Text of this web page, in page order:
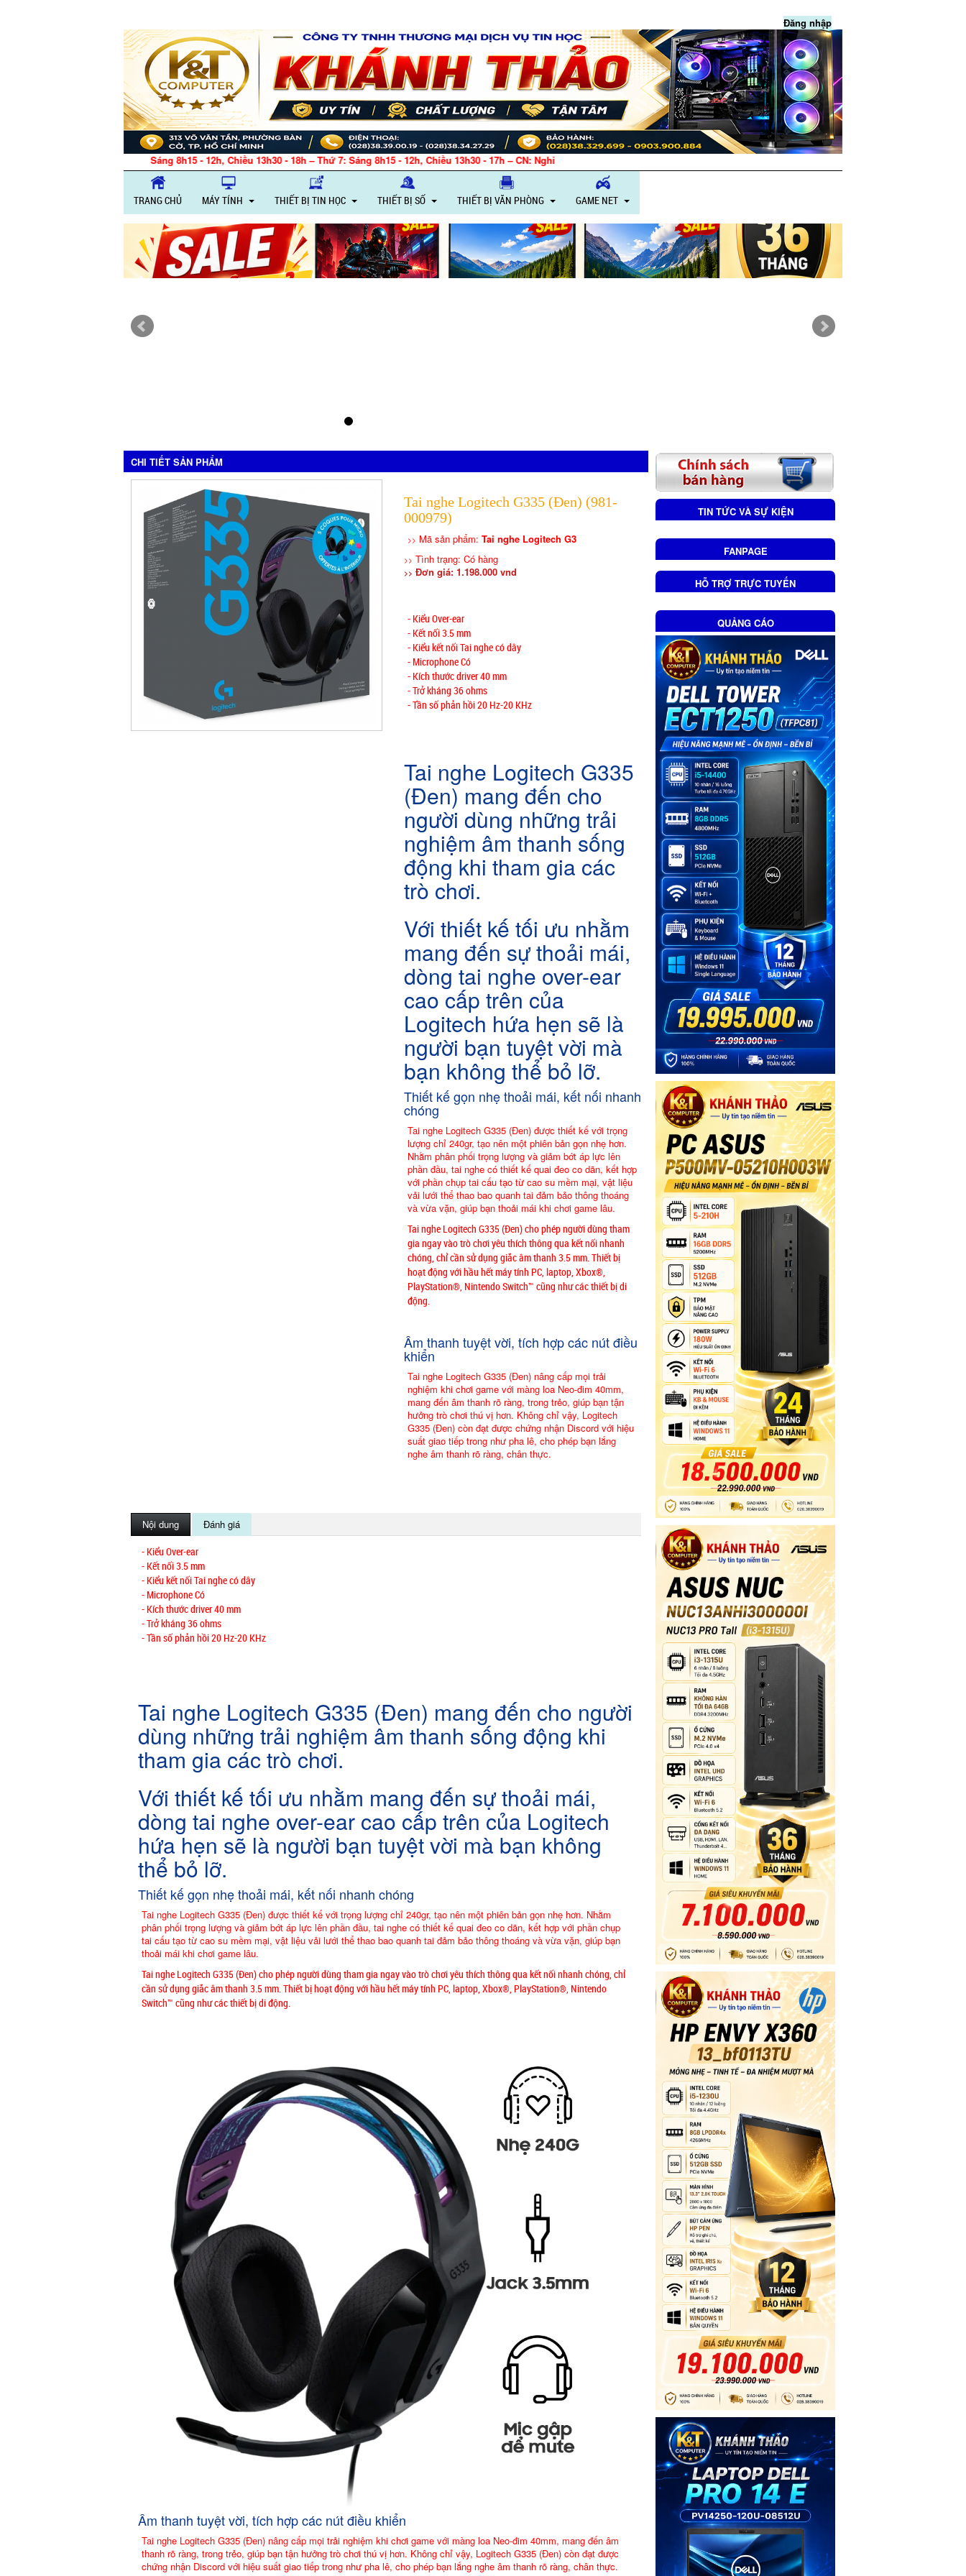
Đăng nhập
việc: Thứ 2 – Thứ 6: Sáng 8h15 - 12h, Chiều 13h30 - 18h – Thứ 7: Sáng 8h15 - 12h, Chiều 13h30 - 17h – CN: Nghỉ
TRANG CHỦ MÁY TÍNH THIẾT BỊ TIN HỌC THIẾT BỊ SỐ THIẾT BỊ VĂN PHÒNG GAME NET
CHI TIẾT SẢN PHẨM
Tai nghe Logitech G335 (Đen) (981-
000979)
>> Mã sản phẩm: Tai nghe Logitech G3
>> Tình trạng: Có hàng
>> Đơn giá: 1.198.000 vnd
- Kiểu Over-ear
- Kết nối 3.5 mm
- Kiểu kết nối Tai nghe có dây
- Microphone Có
- Kích thước driver 40 mm
- Trở kháng 36 ohms
- Tần số phản hồi 20 Hz-20 KHz
Tai nghe Logitech G335
(Đen) mang đến cho
người dùng những trải
nghiệm âm thanh sống
động khi tham gia các
trò chơi.
Với thiết kế tối ưu nhằm
mang đến sự thoải mái,
dòng tai nghe over-ear
cao cấp trên của
Logitech hứa hẹn sẽ là
người bạn tuyệt vời mà
bạn không thể bỏ lỡ.
Thiết kế gọn nhẹ thoải mái, kết nối nhanh
chóng
Tai nghe Logitech G335 (Đen) được thiết kế với trọng
lượng chỉ 240gr, tạo nên một phiên bản gọn nhẹ hơn.
Nhằm phân phối trọng lượng và giảm bớt áp lực lên
phần đầu, tai nghe có thiết kế quai đeo co dãn, kết hợp
với phần chụp tai cấu tạo từ cao su mềm mại, vật liệu
vải lưới thể thao bao quanh tai đảm bảo thông thoáng
và vừa vặn, giúp bạn thoải mái khi chơi game lâu.
Tai nghe Logitech G335 (Đen) cho phép người dùng tham
gia ngay vào trò chơi yêu thích thông qua kết nối nhanh
chóng, chỉ cần sử dụng giắc âm thanh 3.5 mm. Thiết bị
hoạt động với hầu hết máy tính PC, laptop, Xbox®,
PlayStation®, Nintendo Switch™ cũng như các thiết bị di
động.
Âm thanh tuyệt vời, tích hợp các nút điều
khiển
Tai nghe Logitech G335 (Đen) nâng cấp mọi trải
nghiệm khi chơi game với màng loa Neo-đim 40mm,
mang đến âm thanh rõ ràng, trong trẻo, giúp bạn tận
hưởng trò chơi thú vị hơn. Không chỉ vậy, Logitech
G335 (Đen) còn đạt được chứng nhận Discord với hiệu
suất giao tiếp trong như pha lê, cho phép bạn lắng
nghe âm thanh rõ ràng, chân thực.
Nội dung
Đánh giá
- Kiểu Over-ear
- Kết nối 3.5 mm
- Kiểu kết nối Tai nghe có dây
- Microphone Có
- Kích thước driver 40 mm
- Trở kháng 36 ohms
- Tần số phản hồi 20 Hz-20 KHz
Tai nghe Logitech G335 (Đen) mang đến cho người
dùng những trải nghiệm âm thanh sống động khi
tham gia các trò chơi.
Với thiết kế tối ưu nhằm mang đến sự thoải mái,
dòng tai nghe over-ear cao cấp trên của Logitech
hứa hẹn sẽ là người bạn tuyệt vời mà bạn không
thể bỏ lỡ.
Thiết kế gọn nhẹ thoải mái, kết nối nhanh chóng
Tai nghe Logitech G335 (Đen) được thiết kế với trọng lượng chỉ 240gr, tạo nên một phiên bản gọn nhẹ hơn. Nhằm
phân phối trọng lượng và giảm bớt áp lực lên phần đầu, tai nghe có thiết kế quai đeo co dãn, kết hợp với phần chụp
tai cấu tạo từ cao su mềm mại, vật liệu vải lưới thể thao bao quanh tai đảm bảo thông thoáng và vừa vặn, giúp bạn
thoải mái khi chơi game lâu.
Tai nghe Logitech G335 (Đen) cho phép người dùng tham gia ngay vào trò chơi yêu thích thông qua kết nối nhanh chóng, chỉ
cần sử dụng giắc âm thanh 3.5 mm. Thiết bị hoạt động với hầu hết máy tính PC, laptop, Xbox®, PlayStation®, Nintendo
Switch™ cũng như các thiết bị di động.
Âm thanh tuyệt vời, tích hợp các nút điều khiển
Tai nghe Logitech G335 (Đen) nâng cấp mọi trải nghiệm khi chơi game với màng loa Neo-đim 40mm, mang đến âm
thanh rõ ràng, trong trẻo, giúp bạn tận hưởng trò chơi thú vị hơn. Không chỉ vậy, Logitech G335 (Đen) còn đạt được
chứng nhận Discord với hiệu suất giao tiếp trong như pha lê, cho phép bạn lắng nghe âm thanh rõ ràng, chân thực.
TIN TỨC VÀ SỰ KIỆN
FANPAGE
HỖ TRỢ TRỰC TUYẾN
QUẢNG CÁO